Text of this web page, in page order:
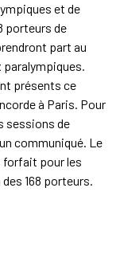
et de
porteurs de
part au
paralympiques.
présents ce
à Paris. Pour
sessions de
communiqué. Le
forfait pour les
168 porteurs.